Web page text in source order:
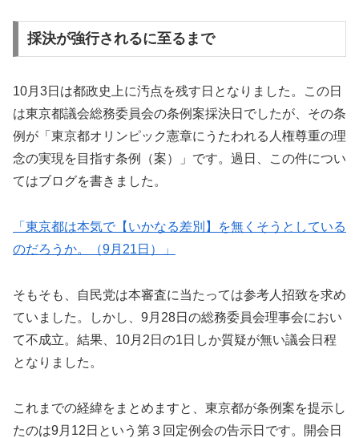
採決が強行されるに至るまで
10月3日は都政史上に汚点を残す日となりました。この日
は東京都議会総務委員会の条例案採決日でしたが、その条
例が「東京都オリンピック憲章にうたわれる人権尊重の理
念の実現を目指す条例（案）」です。過日、この件につい
てはブログを書きました。
「東京都は本気で【いかなる差別】を無くそうとしている
のだろうか。（9月21日）」
そもそも、自民党は本審査に当たっては参考人招致を求め
ていました。しかし、9月28日の総務委員会理事会におい
て不成立。結果、10月2日の1日しか質疑が無い議会日程
となりました。
これまでの経緯をまとめますと、東京都が条例案を提示し
たのは9月12日という第３回定例会の告示日です。開会日